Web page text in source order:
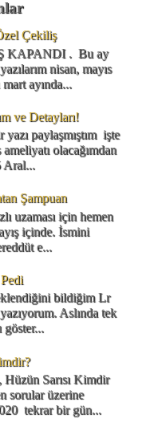
Çekiliş
KAPANDI . Bu ay
nisan, mayıs
ayında...
ve Detayları!
paylaşmıştım işte
olacağımdan
Aral...
Şampuan
uzaması için hemen
içinde. İsmini
e...
bildiğim Lr
Aslında tek
göster...
Sarısı Kimdir
sorular üzerine
tekrar bir gün...